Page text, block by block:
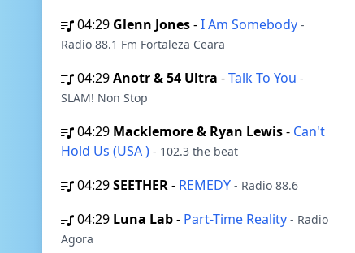
04:29 Glenn Jones-I Am Somebody -
Radio 88.1 Fm Fortaleza Ceara
04:29Anotr & 54 Ultra -Talk To You -
SLAM! Non Stop
04:29 Macklemore & Ryan Lewis- Can't
Hold Us (USA ) - 102.3 the beat
04:29SEETHER- REMEDY - Radio 88.6
04:29 Luna Lab- Part-Time Reality - Radio
Agora